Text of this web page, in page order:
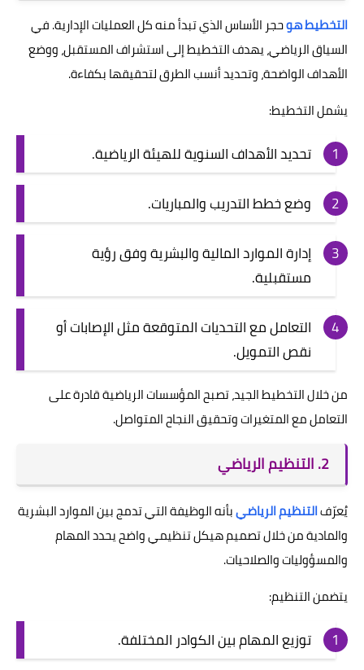
التخطيط هوحجر الأساس الذي تبدأ منه كل العمليات الإدارية. في
السياق الرياضي، يهدف التخطيط إلى استشراف المستقبل، ووضع
الأهداف الواضحة، وتحديد أنسب الطرق لتحقيقها بكفاءة.
يشمل التخطيط:
تحديد الأهداف السنوية للهيئة الرياضية.
وضع خطط التدريب والمباريات.
إدارة الموارد المالية والبشرية وفق رؤية
مستقبلية.
التعامل مع التحديات المتوقعة مثل الإصابات أو
نقص التمويل.
من خلال التخطيط الجيد، تصبح المؤسسات الرياضية قادرة على
التعامل مع المتغيرات وتحقيق النجاح المتواصل.
2. التنظيم الرياضي
يُعرّفالتنظيم الرياضيبأنه الوظيفة التي تدمج بين الموارد البشرية
والمادية من خلال تصميم هيكل تنظيمي واضح يحدد المهام
والمسؤوليات والصلاحيات.
يتضمن التنظيم:
توزيع المهام بين الكوادر المختلفة.